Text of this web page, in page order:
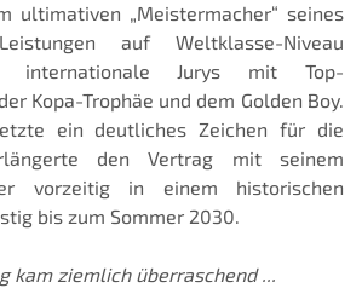
ultimativen „Meistermacher“ seines
auf Weltklasse-Niveau
internationale Jurys mit Top-
Kopa-Trophäe und dem Golden Boy.
ein deutliches Zeichen für die
den Vertrag mit seinem
vorzeitig in einem historischen
bis zum Sommer 2030.
kam ziemlich überraschend ...